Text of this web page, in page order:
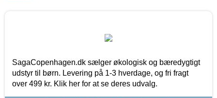
SagaCopenhagen.dk sælger økologisk og bæredygtigt
udstyr til børn. Levering på 1-3 hverdage, og fri fragt
over 499 kr. Klik her for at se deres udvalg.